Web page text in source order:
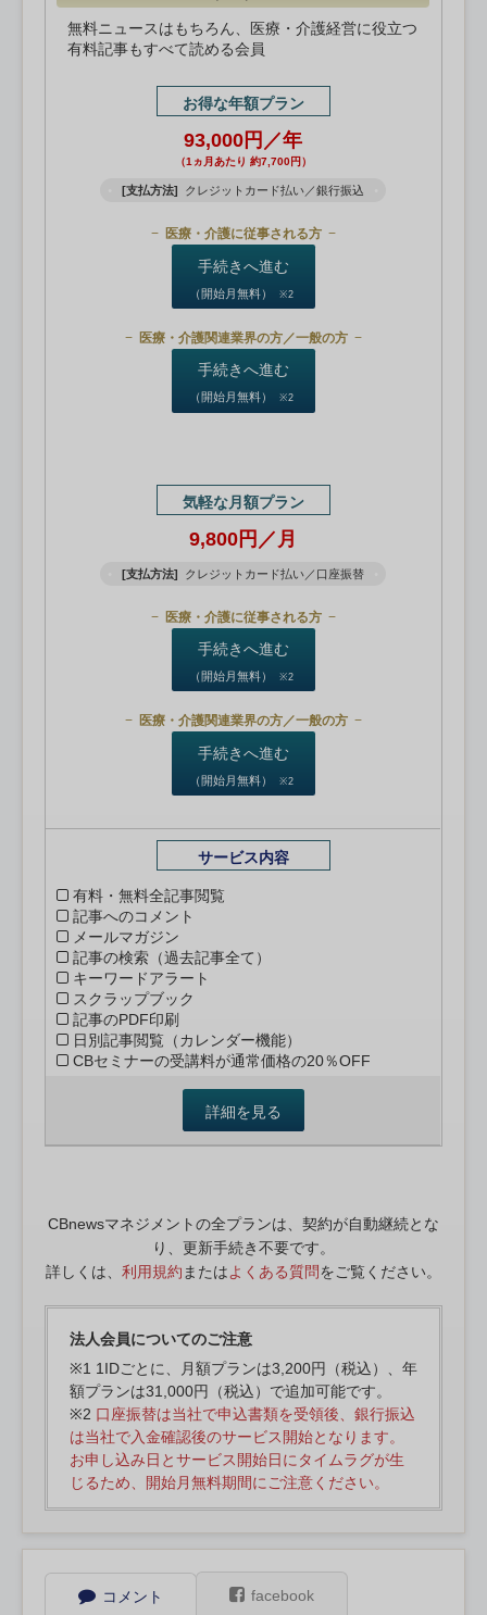
無料ニュースはもちろん、医療・介護経営に役立つ
有料記事もすべて読める会員
お得な年額プラン
93,000円／年
（1ヵ月あたり 約7,700円）
[支払方法] クレジットカード払い／銀行振込
医療・介護に従事される方
手続きへ進む
（開始月無料） ※2
医療・介護関連業界の方／一般の方
手続きへ進む
（開始月無料） ※2
気軽な月額プラン
9,800円／月
[支払方法] クレジットカード払い／口座振替
医療・介護に従事される方
手続きへ進む
（開始月無料） ※2
医療・介護関連業界の方／一般の方
手続きへ進む
（開始月無料） ※2
サービス内容
有料・無料全記事閲覧
記事へのコメント
メールマガジン
記事の検索（過去記事全て）
キーワードアラート
スクラップブック
記事のPDF印刷
日別記事閲覧（カレンダー機能）
CBセミナーの受講料が通常価格の20％OFF
詳細を見る
CBnewsマネジメントの全プランは、契約が自動継続とな
り、更新手続き不要です。
詳しくは、 利用規約 またはよくある質問をご覧ください。
法人会員についてのご注意
※1 1IDごとに、月額プランは3,200円（税込）、年
額プランは31,000円（税込）で追加可能です。
※2 口座振替は当社で申込書類を受領後、銀行振込
は当社で入金確認後のサービス開始となります。
お申し込み日とサービス開始日にタイムラグが生
じるため、開始月無料期間にご注意ください。
コメント facebook